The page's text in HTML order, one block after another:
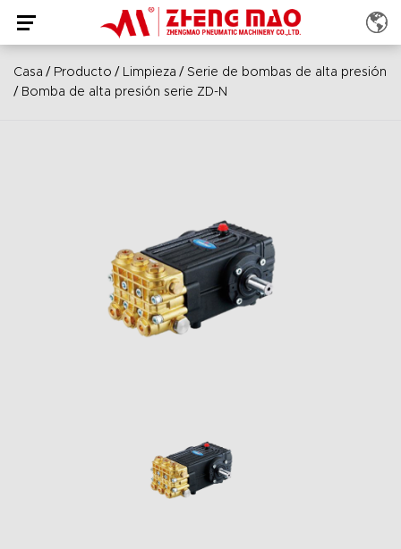
Casa / Producto / Limpieza / Serie de bombas de alta presión
/ Bomba de alta presión serie ZD-N